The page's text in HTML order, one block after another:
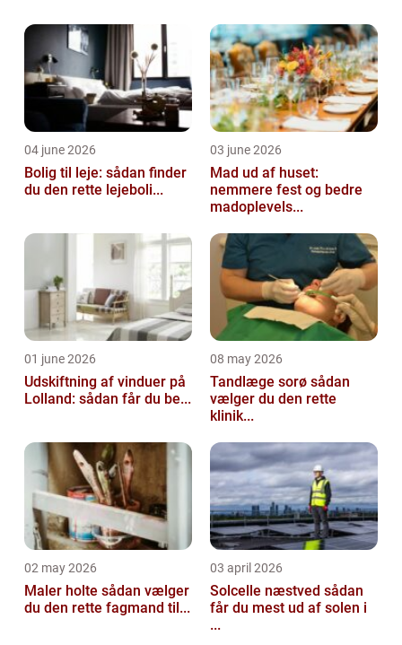
væg, bygge til, ko...
04 june 2026
Bolig til leje: sådan finder
du den rette lejeboli...
03 june 2026
Mad ud af huset:
nemmere fest og bedre
madoplevels...
01 june 2026
Udskiftning af vinduer på
Lolland: sådan får du be...
08 may 2026
Tandlæge sorø sådan
vælger du den rette
klinik...
02 may 2026
Maler holte sådan vælger
du den rette fagmand til...
03 april 2026
Solcelle næstved sådan
får du mest ud af solen i
...